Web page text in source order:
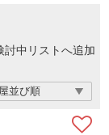
討中リストへ追加